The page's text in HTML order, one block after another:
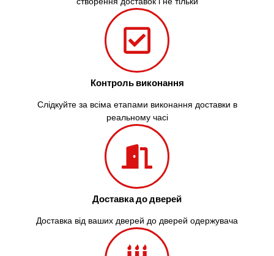
Контроль виконання
Слідкуйте за всіма етапами виконання доставки в
реальному часі
Доставка до дверей
Доставка від ваших дверей до дверей одержувача